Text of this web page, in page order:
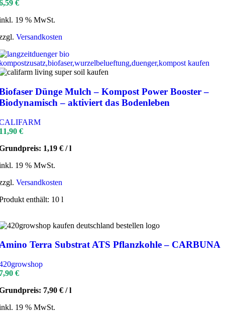
€
19 % MwSt.
Versandkosten
Dünge Mulch – Kompost Power Booster –
– aktiviert das Bodenleben
€
1,19 € /l
19 % MwSt.
Versandkosten
enthält: 10 l
Terra Substrat ATS Pflanzkohle – CARBUNA
€
7,90 € /l
19 % MwSt.